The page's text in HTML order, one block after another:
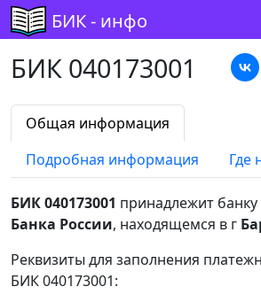
БИК - инфо
БИК 040173001
Общая информация
Подробная информация
Где
БИК 040173001 принадлежит банку
Банка России, находящемся в г
Реквизиты для заполнения
БИК 040173001: